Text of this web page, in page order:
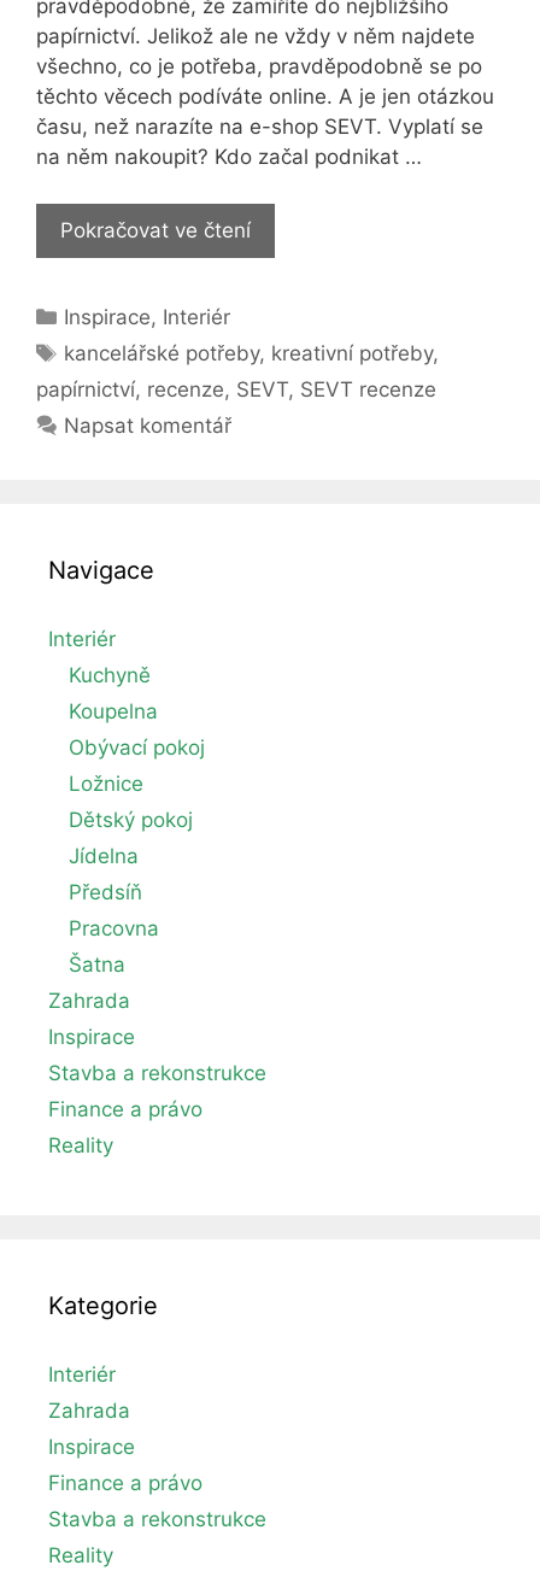
pravděpodobné, že zamíříte do nejbližšího
papírnictví. Jelikož ale ne vždy v něm najdete
všechno, co je potřeba, pravděpodobně se po
těchto věcech podíváte online. A je jen otázkou
času, než narazíte na e-shop SEVT. Vyplatí se
na něm nakoupit? Kdo začal podnikat …
Pokračovat ve čteníSEVT
[recenze]:
o
spolehlivý
Rubriky
Inspirace, Interiér
Štítky
kancelářské potřeby, kreativní potřeby,
papírnictví, recenze, SEVT, SEVT recenze
Napsat komentář
Navigace
Interiér
Kuchyně
Koupelna
Obývací pokoj
Ložnice
Dětský pokoj
Jídelna
Předsíň
Pracovna
Šatna
Zahrada
Inspirace
Stavba a rekonstrukce
Finance a právo
Reality
Kategorie
Interiér
Zahrada
Inspirace
Finance a právo
Stavba a rekonstrukce
Reality